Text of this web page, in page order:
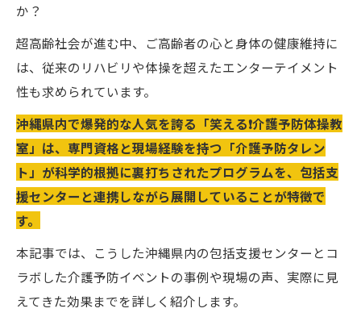
か？
超高齢社会が進む中、ご高齢者の心と身体の健康維持に
は、従来のリハビリや体操を超えたエンターテイメント
性も求められています。
沖縄県内で爆発的な人気を誇る「笑える❗️介護予防体操教
室」は、専門資格と現場経験を持つ「介護予防タレン
ト」が科学的根拠に裏打ちされたプログラムを、包括支
援センターと連携しながら展開していることが特徴で
す。
本記事では、こうした沖縄県内の包括支援センターとコ
ラボした介護予防イベントの事例や現場の声、実際に見
えてきた効果までを詳しく紹介します。